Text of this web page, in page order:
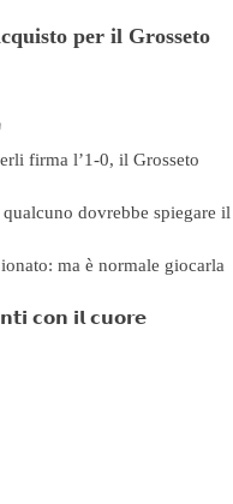
per il Grosseto
firma l’1-0, il Grosseto
dovrebbe spiegare il
ma è normale giocarla
𝗰𝗼𝗻 𝗶𝗹 𝗰𝘂𝗼𝗿𝗲